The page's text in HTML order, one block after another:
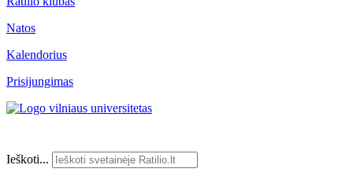
Natos
Kalendorius
Prisijungimas
Ieškoti...